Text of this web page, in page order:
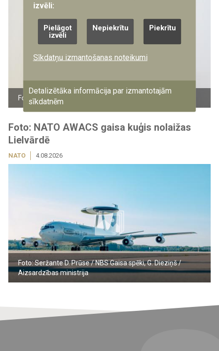
Foto: Gatis Dieziņš/Aizsardzības ministrija
Foto: NATO AWACS gaisa kuģis nolaižas
Lielvārdē
NATO 4.08.2026
Foto: Seržante D. Prūse / NBS Gaisa spēki, G. Dieziņš /
Aizsardzības ministrija
izvēli:
Pielāgot
izvēli
Nepiekrītu Piekrītu
Sīkdatņu izmantošanas noteikumi
Detalizētāka informācija par izmantotajām
sīkdatnēm